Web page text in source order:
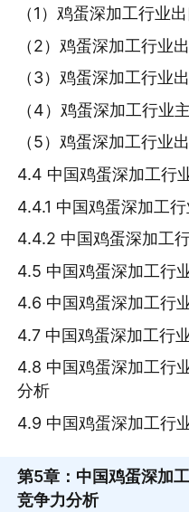
（1）鸡蛋深加工行业
（2）鸡蛋深加工行业
（3）鸡蛋深加工行业
（4）鸡蛋深加工行业
（5）鸡蛋深加工行业
4.4 中国鸡蛋深加工行
4.4.1 中国鸡蛋深加工
4.4.2 中国鸡蛋深加工
4.5 中国鸡蛋深加工行
4.6 中国鸡蛋深加工行
4.7 中国鸡蛋深加工行
4.8 中国鸡蛋深加工行
分析
4.9 中国鸡蛋深加工行
第5章 ：中国鸡蛋深加
竞争力分析